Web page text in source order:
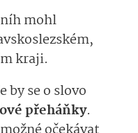
mohl
kraji.
by se o slovo
přeháňky.